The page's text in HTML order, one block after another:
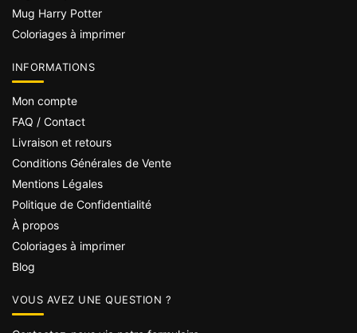
Mug Harry Potter
Coloriages à imprimer
INFORMATIONS
Mon compte
FAQ / Contact
Livraison et retours
Conditions Générales de Vente
Mentions Légales
Politique de Confidentialité
À propos
Coloriages à imprimer
Blog
VOUS AVEZ UNE QUESTION ?